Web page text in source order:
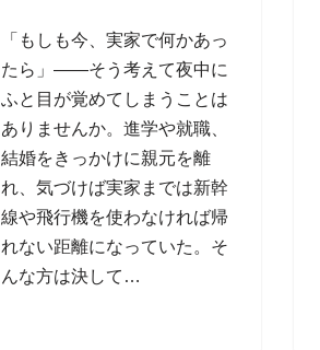
「もしも今、実家で何かあっ
たら」——そう考えて夜中に
ふと目が覚めてしまうことは
ありませんか。進学や就職、
結婚をきっかけに親元を離
れ、気づけば実家までは新幹
線や飛行機を使わなければ帰
れない距離になっていた。そ
んな方は決して…